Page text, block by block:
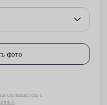
фото
соглашаетесь с